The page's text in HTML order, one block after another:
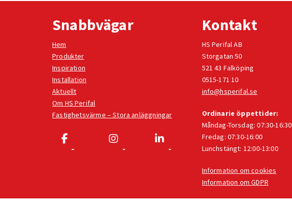
Snabbvägar
Hem
Produkter
Inspiration
Installation
Aktuellt
Om HS Perifal
Fastighetsvärme – Stora anläggningar
Kontakt
HS Perifal AB
Storgatan 50
521 43 Falköping
0515-171 10
info@hsperifal.se
Ordinarie öppettider:
Måndag-Torsdag: 07:30-16:30
Fredag: 07:30-16:00
Lunchstängt: 12:00-13:00
Information om cookies
Information om GDPR